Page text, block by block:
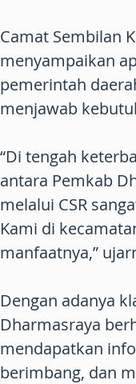
Camat Sembilan
menyampaikan
pemerintah
menjawab
“Di tengah
antara Pemkab
melalui CSR
Kami di
manfaatnya,”
Dengan adanya
Dharmasraya
mendapatkan
berimbang, dan